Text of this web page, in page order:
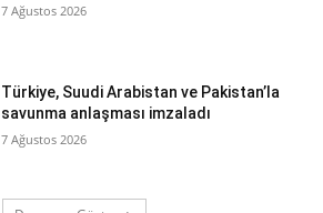
7 Ağustos 2026
Türkiye, Suudi Arabistan ve Pakistan’la
savunma anlaşması imzaladı
7 Ağustos 2026